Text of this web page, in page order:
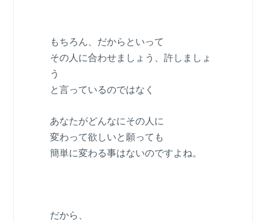
もちろん、だからといって
その人に合わせましょう、許しましょ
う
と言っているのではなく
あなたがどんなにその人に
変わって欲しいと願っても
簡単に変わる事はないのですよね。
だから、